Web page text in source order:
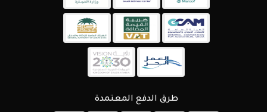
طرق الدفع المعتمدة